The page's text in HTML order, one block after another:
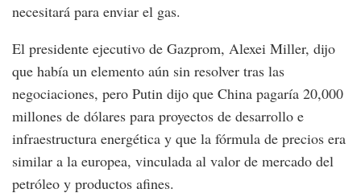
necesitará para enviar el gas.
El presidente ejecutivo de Gazprom, Alexei Miller, dijo
que había un elemento aún sin resolver tras las
negociaciones, pero Putin dijo que China pagaría 20,000
millones de dólares para proyectos de desarrollo e
infraestructura energética y que la fórmula de precios era
similar a la europea, vinculada al valor de mercado del
petróleo y productos afines.